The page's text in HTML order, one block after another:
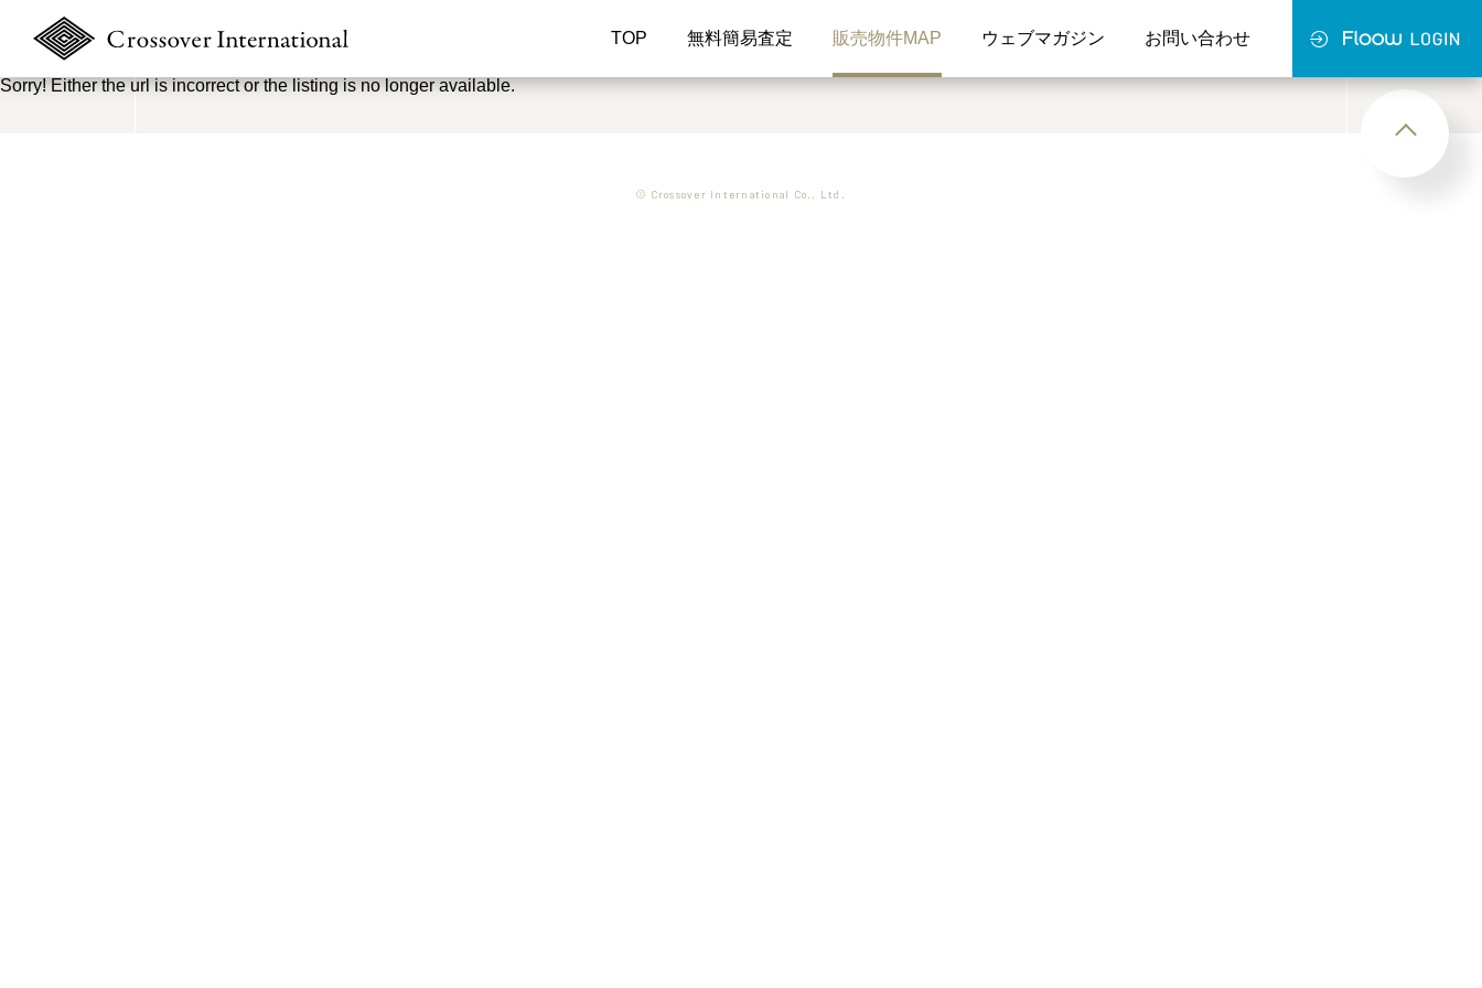
TOP 無料簡易査定 販売物件MAP ウェブマガジン お問い合わせ
Sorry! Either the url is incorrect or the listing is no longer available.
© Crossover International Co., Ltd.